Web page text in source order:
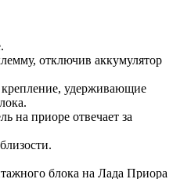
отключив аккумулятор
удерживающие